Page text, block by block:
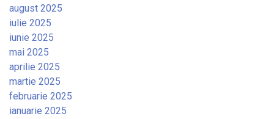
august 2025
iulie 2025
iunie 2025
mai 2025
aprilie 2025
martie 2025
februarie 2025
ianuarie 2025